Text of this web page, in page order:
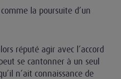
la poursuite d’un
réputé agir avec l’accord
se cantonner à un seul
n’ait connaissance de